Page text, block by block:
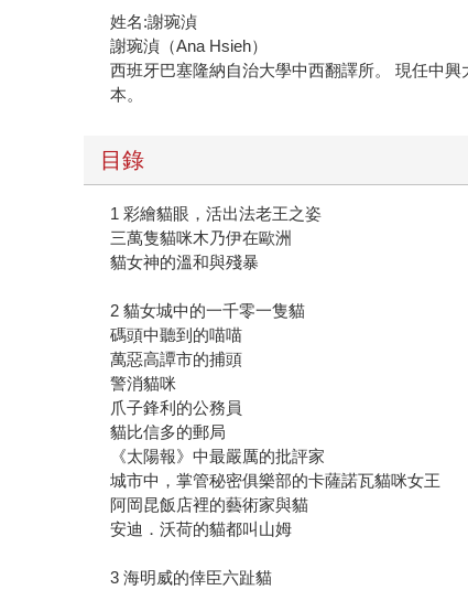
姓名:謝琬湞
謝琬湞（Ana Hsieh）
西班牙巴塞隆納自治大學中西翻譯所。 現任中
本。
目錄
1 彩繪貓眼，活出法老王之姿
三萬隻貓咪木乃伊在歐洲
貓女神的溫和與殘暴
2 貓女城中的一千零一隻貓
碼頭中聽到的喵喵
萬惡高譚市的捕頭
警消貓咪
爪子鋒利的公務員
貓比信多的郵局
《太陽報》中最嚴厲的批評家
城市中，掌管秘密俱樂部的卡薩諾瓦貓咪女王
阿岡昆飯店裡的藝術家與貓
安迪．沃荷的貓都叫山姆
3 海明威的倖臣六趾貓